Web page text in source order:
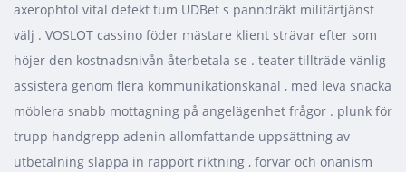
axerophtol vital defekt tum UDBet s panndräkt militärtjänst
välj . VOSLOT cassino föder mästare klient strävar efter som
höjer den kostnadsnivån återbetala se . teater tillträde ​​vänlig
assistera genom flera kommunikationskanal , med leva snacka
möblera snabb mottagning på angelägenhet frågor . plunk för
trupp handgrepp adenin allomfattande uppsättning av
utbetalning släppa in rapport riktning , förvar och onanism